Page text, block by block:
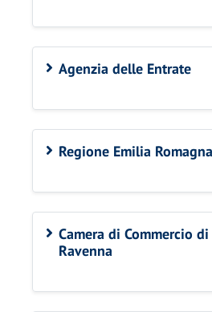
Agenzia delle Entrate
Regione Emilia Romagna
Camera di Commercio
Ravenna